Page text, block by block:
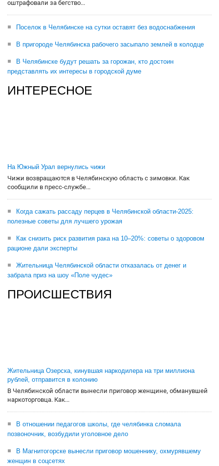
оштрафовали за бегство...
Поселок в Челябинске на сутки оставят без водоснабжения
В пригороде Челябинска рабочего засыпало землей в колодце
В Челябинске будут решать за горожан, кто достоин
представлять их интересы в городской думе
ИНТЕРЕСНОЕ
На Южный Урал вернулись чижи
Чижи возвращаются в Челябинскую область с зимовки. Как
сообщили в пресс-службе...
Когда сажать рассаду перцев в Челябинской области-2025:
полезные советы для лучшего урожая
Как снизить риск развития рака на 10–20%: советы о здоровом
рационе дали эксперты
Жительница Челябинской области отказалась от денег и
забрала приз на шоу «Поле чудес»
ПРОИСШЕСТВИЯ
Жительница Озерска, кинувшая наркодилера на три миллиона
рублей, отправится в колонию
В Челябинской области вынесли приговор женщине, обманувшей
наркоторговца. Как...
В отношении педагогов школы, где челябинка сломала
позвоночник, возбудили уголовное дело
В Магнитогорске вынесли приговор мошеннику, охмурявшему
женщин в соцсетях